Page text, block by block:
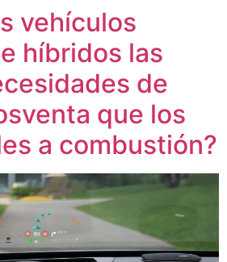
vehículos
híbridos las
de
que los
a combustión?